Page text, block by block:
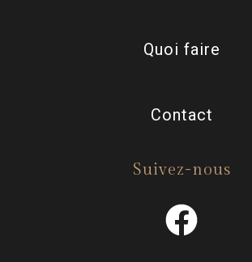
Quoi faire
Contact
Suivez-nous